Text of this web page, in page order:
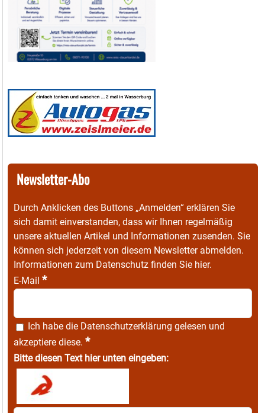
Newsletter-Abo
Durch Anklicken des Buttons „Anmelden“ erklären Sie
sich damit einverstanden, dass wir Ihnen regelmäßig
unsere aktuellen Artikel und Informationen zusenden. Sie
können sich jederzeit von diesem Newsletter abmelden.
Informationen zum Datenschutz finden Sie hier.
E-Mail *
Ich habe die Datenschutzerklärung gelesen und
akzeptiere diese. *
Bitte diesen Text hier unten eingeben: